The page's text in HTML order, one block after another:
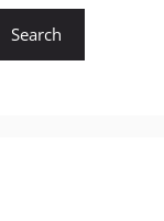
Search